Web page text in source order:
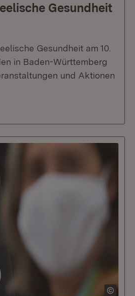
Gesundheit
Gesundheit am 10.
in Baden-Württemberg
und Aktionen